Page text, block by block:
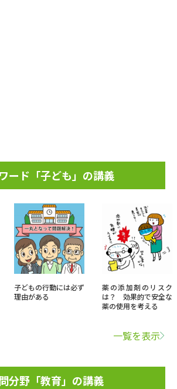
ード「子ども」の講義
子どもの行動には必ず
理由がある
薬の添加剤のリスク
は？ 効果的で安全な
薬の使用を考える
一覧を表示
分野「教育」の講義